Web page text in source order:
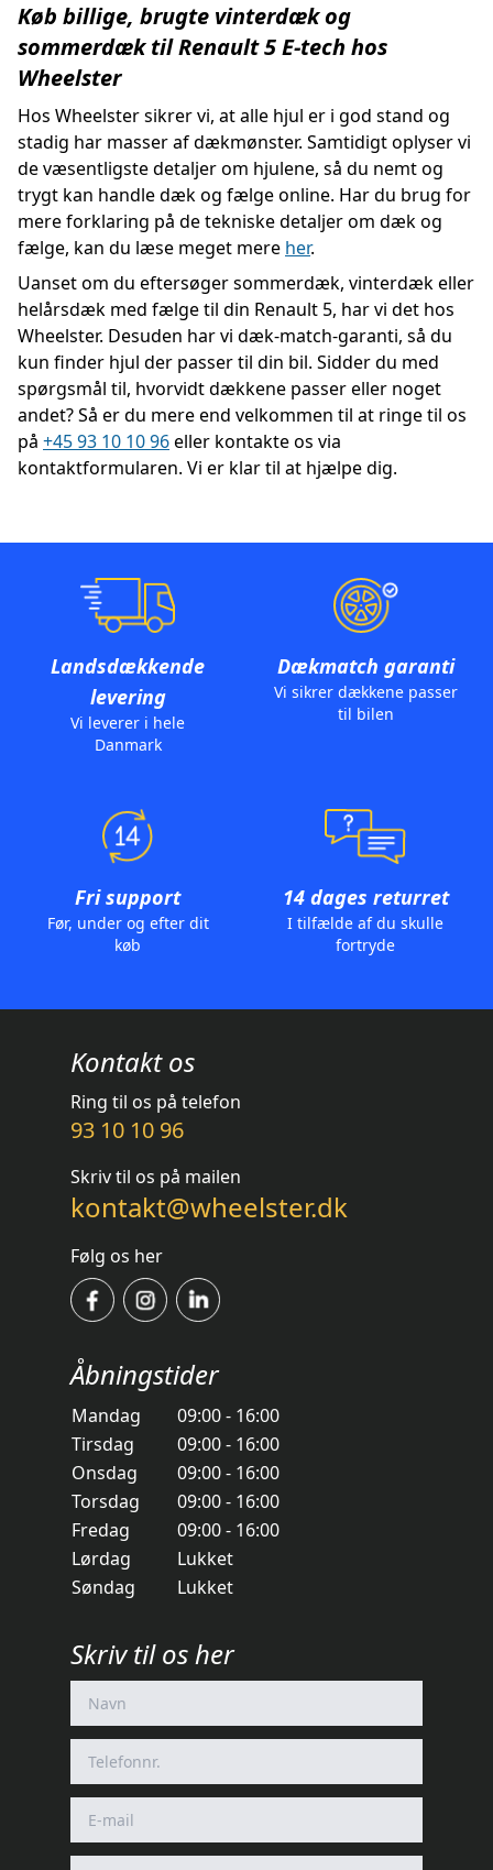
Køb billige, brugte vinterdæk og
sommerdæk til Renault 5 E-tech hos
Wheelster
Hos Wheelster sikrer vi, at alle hjul er i god stand og
stadig har masser af dækmønster. Samtidigt oplyser vi
de væsentligste detaljer om hjulene, så du nemt og
trygt kan handle dæk og fælge online. Har du brug for
mere forklaring på de tekniske detaljer om dæk og
fælge, kan du læse meget mere her.
Uanset om du eftersøger sommerdæk, vinterdæk eller
helårsdæk med fælge til din Renault 5, har vi det hos
Wheelster. Desuden har vi dæk-match-garanti, så du
kun finder hjul der passer til din bil. Sidder du med
spørgsmål til, hvorvidt dækkene passer eller noget
andet? Så er du mere end velkommen til at ringe til os
på +45 93 10 10 96eller kontakte os via
kontaktformularen. Vi er klar til at hjælpe dig.
Landsdækkende
levering
Vi leverer i hele
Danmark
Dækmatch garanti
Vi sikrer dækkene passer
til bilen
Fri support
Før, under og efter dit
køb
14 dages returret
I tilfælde af du skulle
fortryde
Kontakt os
Ring til os på telefon
93 10 10 96
Skriv til os på mailen
kontakt@wheelster.dk
Følg os her
Åbningstider
Mandag
09:00 - 16:00
Tirsdag
09:00 - 16:00
Onsdag
09:00 - 16:00
Torsdag
09:00 - 16:00
Fredag
09:00 - 16:00
Lørdag
Lukket
Søndag
Lukket
Skriv til os her